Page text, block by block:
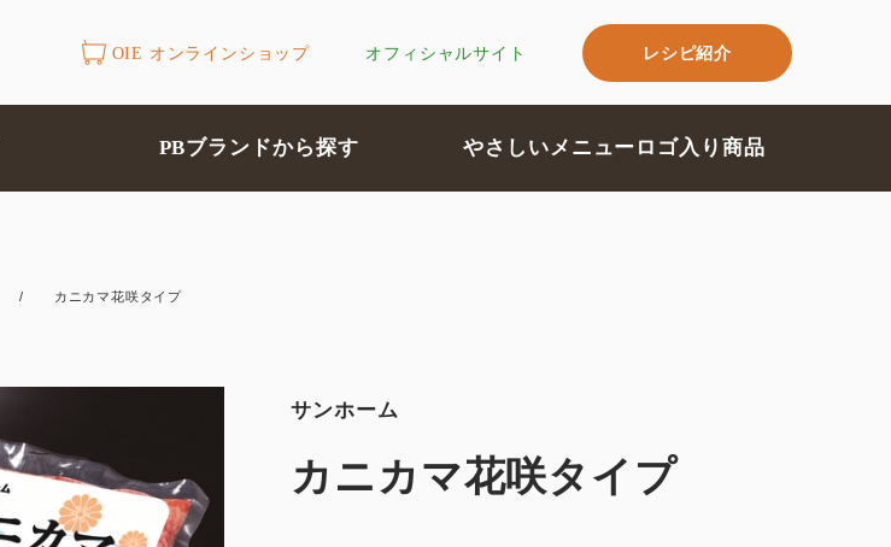
OIE オンラインショップ オフィシャルサイト レシピ紹介
PBブランドから探す やさしいメニューロゴ入り商品
/ カニカマ花咲タイプ
サンホーム
カニカマ花咲タイプ